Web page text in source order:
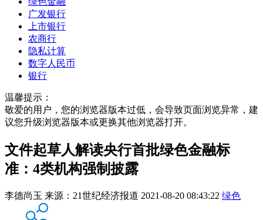
广发银行
上市银行
农商行
隐私计算
数字人民币
银行
温馨提示：
敬爱的用户，您的浏览器版本过低，会导致页面浏览异常，建
议您升级浏览器版本或更换其他浏览器打开。
文件起草人解读央行首批绿色金融标
准：4类机构强制披露
李德尚玉 来源： 21世纪经济报道 2021-08-20 08:43:22 绿色